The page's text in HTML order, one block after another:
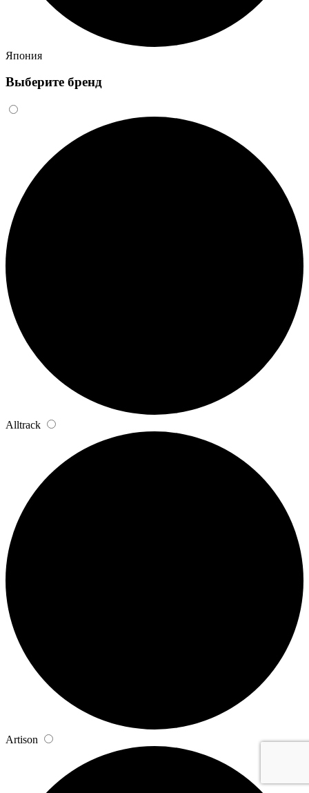
Япония
Выберите бренд
Alltrack
Artison